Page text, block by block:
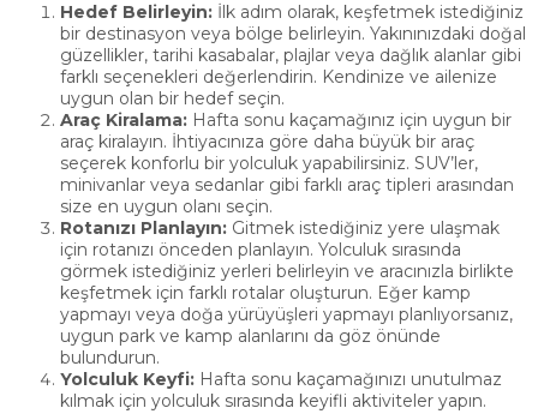
Hedef Belirleyin: İlk adım olarak, keşfetmek istediğiniz
bir destinasyon veya bölge belirleyin. Yakınınızdaki doğal
güzellikler, tarihi kasabalar, plajlar veya dağlık alanlar gibi
farklı seçenekleri değerlendirin. Kendinize ve ailenize
uygun olan bir hedef seçin.
Araç Kiralama: Hafta sonu kaçamağınız için uygun bir
araç kiralayın. İhtiyacınıza göre daha büyük bir araç
seçerek konforlu bir yolculuk yapabilirsiniz. SUV’ler,
minivanlar veya sedanlar gibi farklı araç tipleri arasından
size en uygun olanı seçin.
Rotanızı Planlayın: Gitmek istediğiniz yere ulaşmak
için rotanızı önceden planlayın. Yolculuk sırasında
görmek istediğiniz yerleri belirleyin ve aracınızla birlikte
keşfetmek için farklı rotalar oluşturun. Eğer kamp
yapmayı veya doğa yürüyüşleri yapmayı planlıyorsanız,
uygun park ve kamp alanlarını da göz önünde
bulundurun.
Yolculuk Keyfi: Hafta sonu kaçamağınızı unutulmaz
kılmak için yolculuk sırasında keyifli aktiviteler yapın.